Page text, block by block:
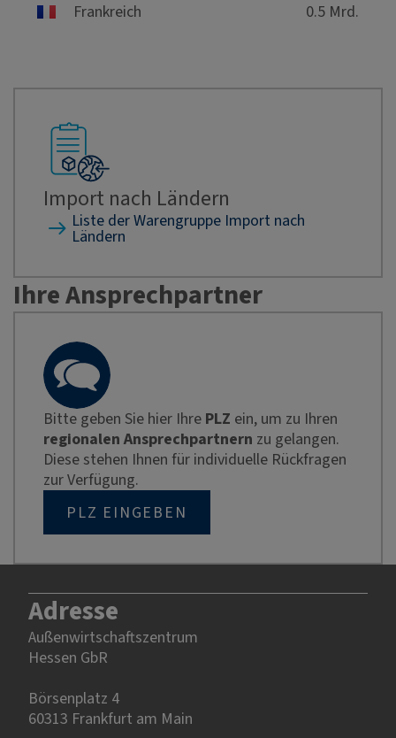
Frankreich 0.5 Mrd.
Import nach Ländern
Liste der Warengruppe Import nach
Ländern
Ihre Ansprechpartner
Bitte geben Sie hier Ihre PLZ ein, um zu Ihren
regionalen Ansprechpartnern zu gelangen.
Diese stehen Ihnen für individuelle Rückfragen
zur Verfügung.
PLZ EINGEBEN
Adresse
Außenwirtschaftszentrum
Hessen GbR
Börsenplatz 4
60313 Frankfurt am Main